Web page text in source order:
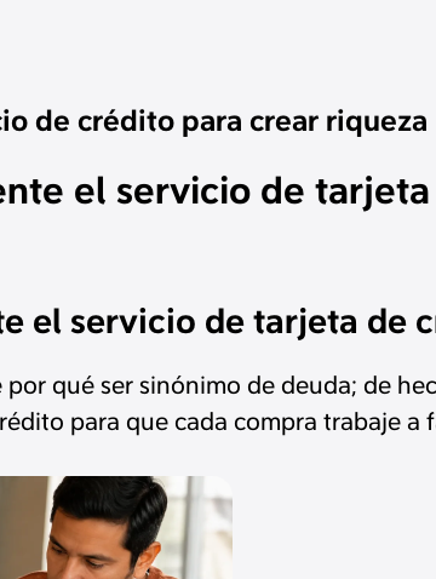
de crédito para crear riqueza
el servicio de
el servicio de tarjeta de
qué ser sinónimo de deuda; de
para que cada compra trabaje